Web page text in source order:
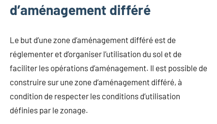
d’aménagement différé
Le but d’une zone d’aménagement différé est de
réglementer et d’organiser l’utilisation du sol et de
faciliter les opérations d’aménagement. Il est possible de
construire sur une zone d’aménagement différé, à
condition de respecter les conditions d’utilisation
définies par le zonage.